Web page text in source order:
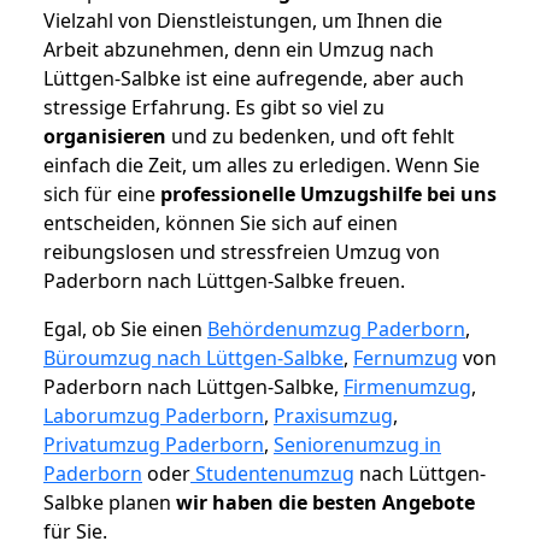
Vielzahl von Dienstleistungen, um Ihnen die
Arbeit abzunehmen, denn ein Umzug nach
Lüttgen-Salbke ist eine aufregende, aber auch
stressige Erfahrung. Es gibt so viel zu
organisieren und zu bedenken, und oft fehlt
einfach die Zeit, um alles zu erledigen. Wenn Sie
sich für eine professionelle Umzugshilfe bei uns
entscheiden, können Sie sich auf einen
reibungslosen und stressfreien Umzug von
Paderborn nach Lüttgen-Salbke freuen.
Egal, ob Sie einen Behördenumzug Paderborn,
Büroumzug nach Lüttgen-Salbke, Fernumzug von
Paderborn nach Lüttgen-Salbke, Firmenumzug,
Laborumzug Paderborn, Praxisumzug,
Privatumzug Paderborn, Seniorenumzug in
Paderborn oderStudentenumzug nach Lüttgen-
Salbke planen wir haben die besten Angebote
für Sie.